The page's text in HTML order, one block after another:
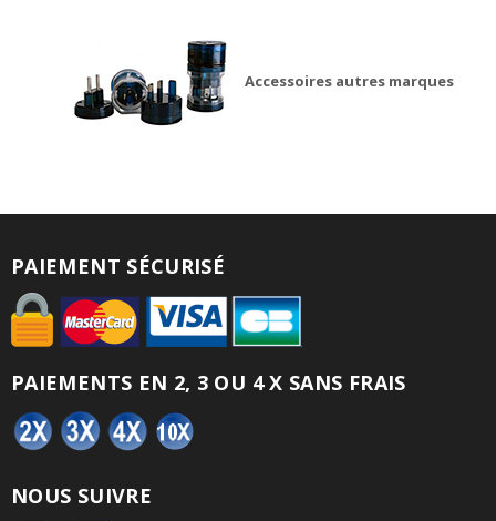
Accessoires autres marques
PAIEMENT SÉCURISÉ
PAIEMENTS EN 2, 3 OU 4 X SANS FRAIS
NOUS SUIVRE